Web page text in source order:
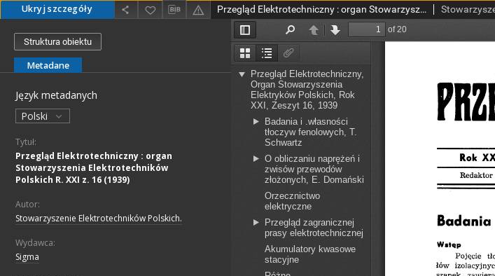
Ukryj szczegóły Przegląd Elektrotechniczny : organ Stowarzyszenia Elektrotechników Polskich R. XXI z. 16 (1939)
Struktura obiektu
Metadane
Język metadanych
Polski
Tytuł:
Przegląd Elektrotechniczny : organ
Stowarzyszenia Elektrotechników
Polskich R. XXI z. 16 (1939)
Autor:
Stowarzyszenie Elektrotechników Polskich.
Wydawca:
Sigma